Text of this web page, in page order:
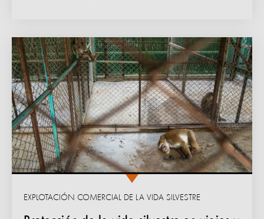
EXPLOTACIÓN COMERCIAL DE LA VIDA SILVESTRE